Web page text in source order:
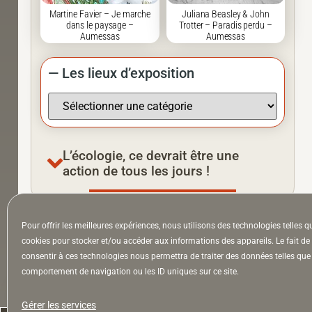
Pour offrir les meilleures expériences, nous utilisons des technologies telles
cookies pour stocker et/ou accéder aux informations des appareils. Le fait de
consentir à ces technologies nous permettra de traiter des données telles que
comportement de navigation ou les ID uniques sur ce site.
Gérer les services
Martine Favier – Je marche
dans le paysage –
Aumessas
Juliana Beasley & John
Trotter – Paradis perdu –
Aumessas
— Les lieux d’exposition
L’écologie, ce devrait être une
action de tous les jours !
À la Une Appel à auteurs Arts